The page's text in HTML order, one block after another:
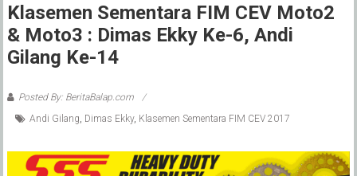
Klasemen Sementara FIM CEV Moto2
& Moto3 : Dimas Ekky Ke-6, Andi
Gilang Ke-14
Posted By: BeritaBalap.com
Andi Gilang, Dimas Ekky, Klasemen Sementara FIM CEV 2017